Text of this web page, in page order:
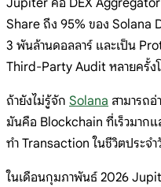
Jupiter คือ DEX
Share ถึง 95% ของ Solana
3 พันล้านดอลลาร์ และเป็น
Third-Party Audit หลายครั้ง
ถ้ายังไม่รู้จัก Solana สามารถ
มันคือ Blockchain ที่เร็วมากแ
ทำ Transaction ในชีวิตประจำ
ในเดือนกุมภาพันธ์ 2026